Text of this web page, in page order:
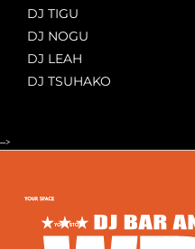
DJ TIGU
DJ NOGU
DJ LEAH
DJ TSUHAKO
-->